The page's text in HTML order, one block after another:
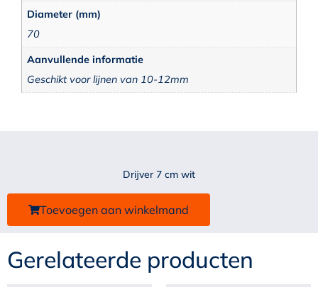
Diameter (mm)
70
Aanvullende informatie
Geschikt voor lijnen van 10-12mm
Drijver 7 cm wit
Toevoegen aan winkelmand
Gerelateerde producten